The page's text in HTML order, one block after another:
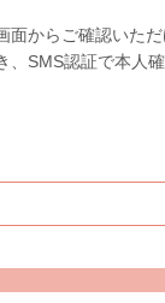
からご確認いた
、SMS認証で本人